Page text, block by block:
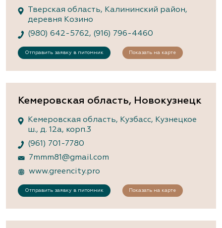
Тверская область, Калининский район,
деревня Козино
(980) 642-5762, (916) 796-4460
Отправить заявку в питомник Показать на карте
Кемеровская область, Новокузнецк
Кемеровская область, Кузбасс, Кузнецкое
ш., д. 12а, корп.3
(961) 701-7780
7mmm81@gmail.com
www.greencity.pro
Отправить заявку в питомник Показать на карте